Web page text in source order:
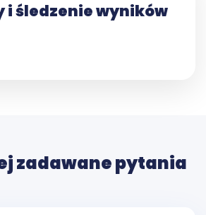
i śledzenie wyników
zadawane pytania